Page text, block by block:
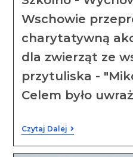
Wschowie
charytatywną
dla zwierząt ze
przytuliska -
Celem było
Czytaj Dalej